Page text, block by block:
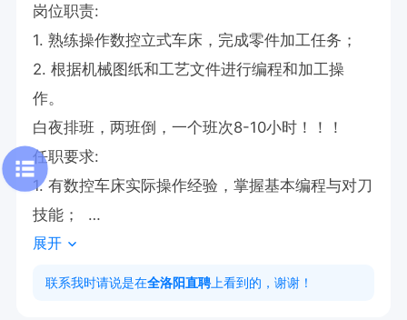
岗位职责:
1. 熟练操作数控立式车床，完成零件加工任务；
2. 根据机械图纸和工艺文件进行编程和加工操
作。
白夜排班，两班倒，一个班次8-10小时！！！
任职要求:
1. 有数控车床实际操作经验，掌握基本编程与对刀
技能；
2. 能够识读机械图纸，理解公差配合及表面粗糙
度等技术要求。
展开
联系我时请说是在全洛阳直聘 上看到的，谢谢！